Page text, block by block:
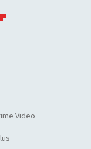
Video